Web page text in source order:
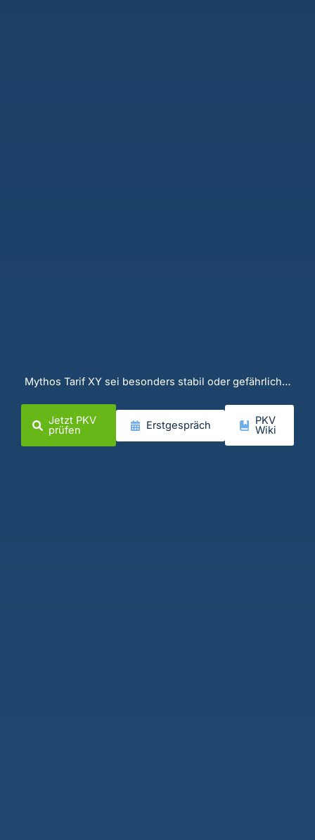
Mythos Tarif XY sei besonders stabil oder gefährlich…
Jetzt PKV
prüfen Erstgespräch PKV
Wiki